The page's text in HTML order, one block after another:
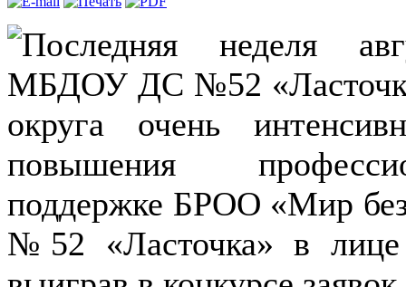
Последняя неделя
МБДОУ ДС №52
округа очень
повышения
поддержке БРОО «Мир
№52 «Ласточка» в